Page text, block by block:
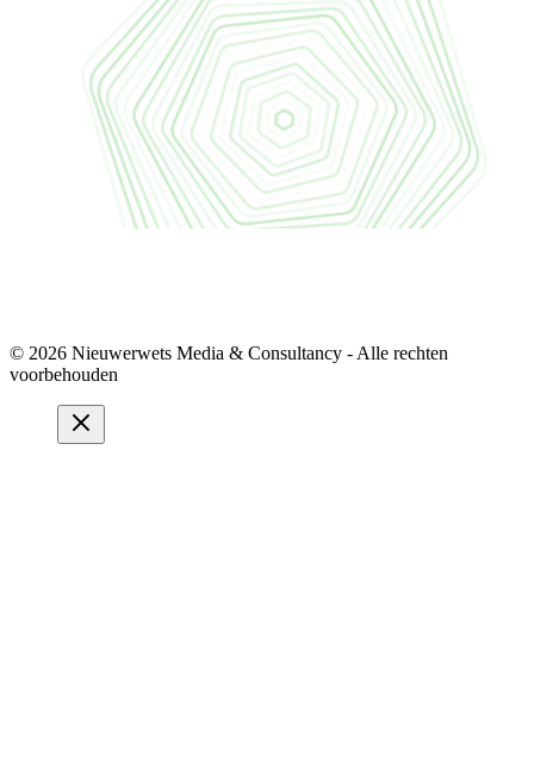
© 2026 Nieuwerwets Media & Consultancy - Alle rechten
voorbehouden